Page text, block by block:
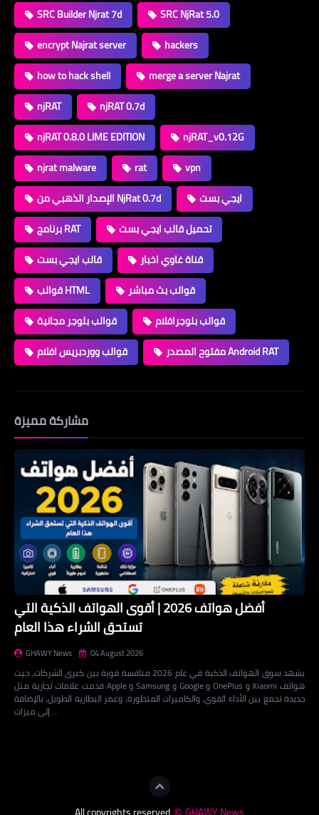
SRC Builder Njrat 7d
SRC NjRat 5.0
encrypt Najrat server
hackers
how to hack shell
merge a server Najrat
njRAT
njRAT 0.7d
njRAT 0.8.0 LIME EDITION
njRAT_v0.12G
njrat malware
rat
vpn
الإصدار الذهبي من NjRat 0.7d
ايجي بست
برنامج RAT
تحميل قالب ايجي بست
قالب ايجي بست
قناة غاوي اخبار
قوالب HTML
قوالب بث مباشر
قوالب بلوجر مجانية
قوالب بلوجرافلام
قوالب ووردبريس افلام
مفتوح المصدر Android RAT
مشاركة مميزة
أفضل هواتف 2026 | أقوى الهواتف الذكية التي
تستحق الشراء هذا العام
GHAWY News 04 August 2026
يشهد سوق الهواتف الذكية في عام 2026 منافسة قوية بين كبرى الشركات، حيث
قدمت علامات تجارية مثل Apple و Samsung و Google و OnePlus و Xiaomi هواتف
جديدة تجمع بين الأداء القوي، والكاميرات المتطورة، وعمر البطارية الطويل، بالإضافة
إلى ميزات …
©